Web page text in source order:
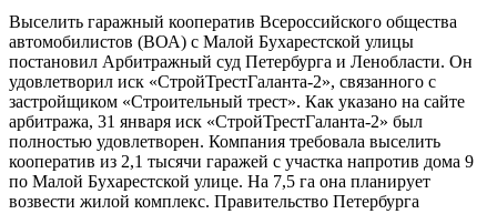
Выселить гаражный кооператив Всероссийского общества
автомобилистов (ВОА) с Малой Бухарестской улицы
постановил Арбитражный суд Петербурга и Ленобласти. Он
удовлетворил иск «СтройТрестГаланта-2», связанного с
застройщиком «Строительный трест». Как указано на сайте
арбитража, 31 января иск «СтройТрестГаланта-2» был
полностью удовлетворен. Компания требовала выселить
кооператив из 2,1 тысячи гаражей с участка напротив дома 9
по Малой Бухарестской улице. На 7,5 га она планирует
возвести жилой комплекс. Правительство Петербурга